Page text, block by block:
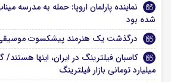
نماینده پارلمان اروپا: حمله به مدرسه
شده بود
درگذشت یک هنرمند پیشکسوت
کاسبان فیلترینگ در ایران، اینها
میلیارد تومانی بازار فیلترینگ